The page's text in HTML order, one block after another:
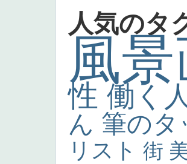
人気のタ
風
性 働く人
ん 筆のタ
リスト 街